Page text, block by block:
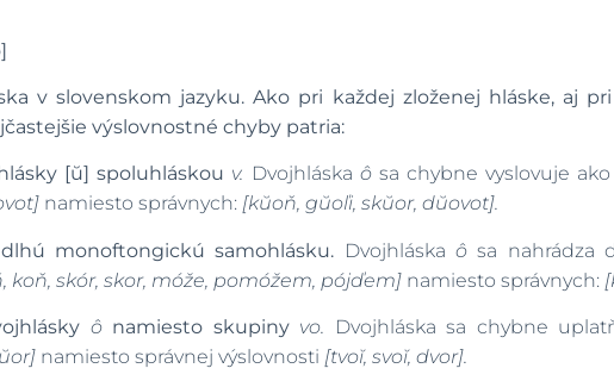
v slovenskom jazyku. Ako pri každej zloženej hláske, aj
výslovnostné chyby patria:
[ŭ] spoluhláskou v. Dvojhláska ôsa chybne vyslovuje
namiesto správnych: [kŭoň, gŭoľi, skŭor, dŭovot].
monoftongickú samohlásku. Dvojhláska ôsa nahrádza
koň, skór, skor, móže, pomóžem, pójďem] namiesto správnych:
ônamiesto skupiny vo. Dvojhláska sa chybne
namiesto správnej výslovnosti [tvoĭ, svoĭ, dvor].